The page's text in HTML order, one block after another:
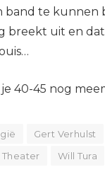
band te kunnen
breekt uit en dat
40-45 nog
Gert Verhulst
Theater
Will Tura